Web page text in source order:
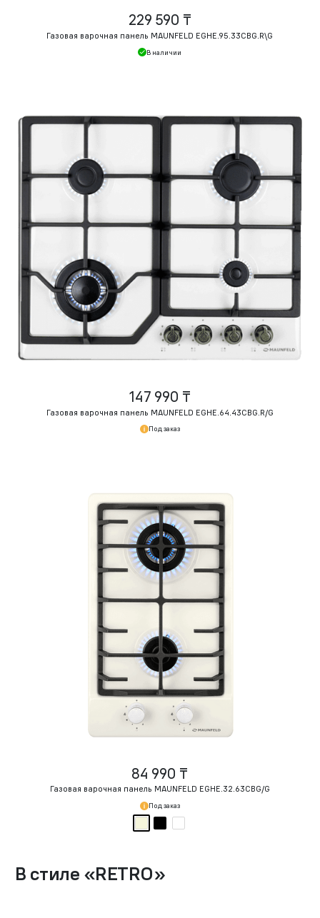
229 590 ₸
Газовая варочная панель MAUNFELD EGHE.95.33CBG.R\G
В наличии
147 990 ₸
Газовая варочная панель MAUNFELD EGHE.64.43CBG.R/G
Под заказ
84 990 ₸
Газовая варочная панель MAUNFELD EGHE.32.63CBG/G
Под заказ
В стиле «RETRO»